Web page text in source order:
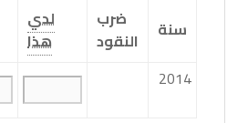
سنة
ضرب
النقود
لدي
هذا
2014